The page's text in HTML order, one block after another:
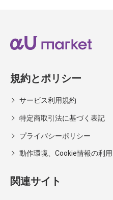
規約とポリシー
サービス利用規約
特定商取引法に基づく表記
プライバシーポリシー
動作環境、Cookie情報の利
関連サイト